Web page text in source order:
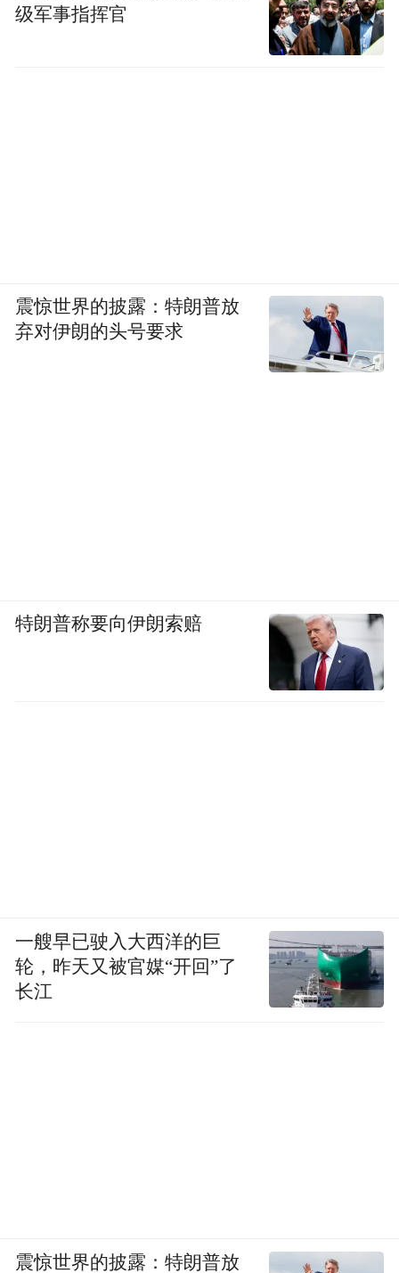
级军事指挥官
震惊世界的披露：特朗普放
弃对伊朗的头号要求
特朗普称要向伊朗索赔
一艘早已驶入大西洋的巨
轮，昨天又被官媒“开回”了
长江
震惊世界的披露：特朗普放